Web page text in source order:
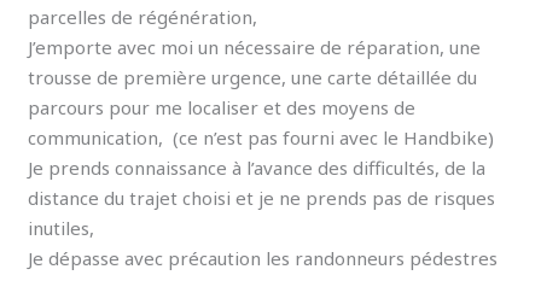
parcelles de régénération,
J’emporte avec moi un nécessaire de réparation, une
trousse de première urgence, une carte détaillée du
parcours pour me localiser et des moyens de
communication, (ce n’est pas fourni avec le Handbike)
Je prends connaissance à l’avance des difficultés, de la
distance du trajet choisi et je ne prends pas de risques
inutiles,
Je dépasse avec précaution les randonneurs pédestres